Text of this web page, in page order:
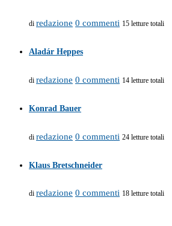
di redazione 0 commenti 15 letture totali
Aladár Heppes
di redazione 0 commenti 14 letture totali
Konrad Bauer
di redazione 0 commenti 24 letture totali
Klaus Bretschneider
di redazione 0 commenti 18 letture totali